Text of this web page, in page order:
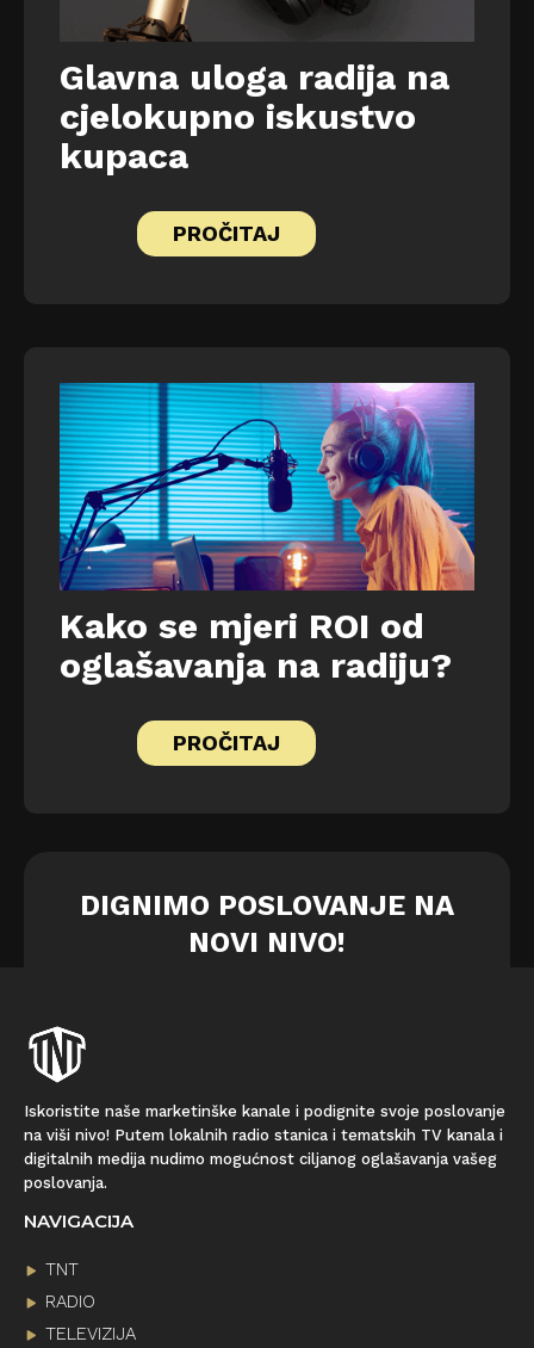
Glavna uloga radija na
cjelokupno iskustvo
kupaca
PROČITAJ
Kako se mjeri ROI od
oglašavanja na radiju?
PROČITAJ
DIGNIMO POSLOVANJE NA
NOVI NIVO!
Iskoristite naše marketinške kanale i podignite svoje poslovanje
na viši nivo! Putem lokalnih radio stanica i tematskih TV kanala i
digitalnih medija nudimo mogućnost ciljanog oglašavanja vašeg
poslovanja.
NAVIGACIJA
TNT
RADIO
TELEVIZIJA